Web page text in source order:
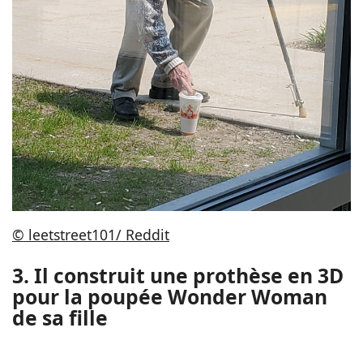
© leetstreet101/ Reddit
3. Il construit une prothèse en 3D
pour la poupée Wonder Woman
de sa fille